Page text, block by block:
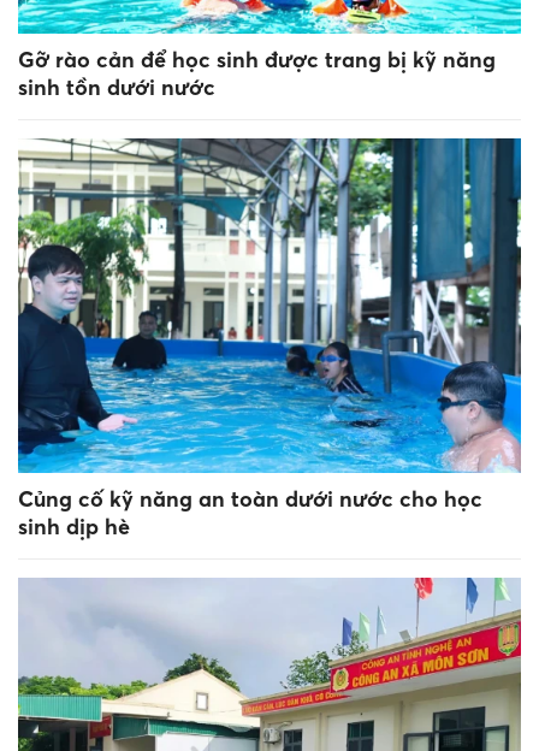
Gỡ rào cản để học sinh được trang bị kỹ năng
sinh tồn dưới nước
Củng cố kỹ năng an toàn dưới nước cho học
sinh dịp hè